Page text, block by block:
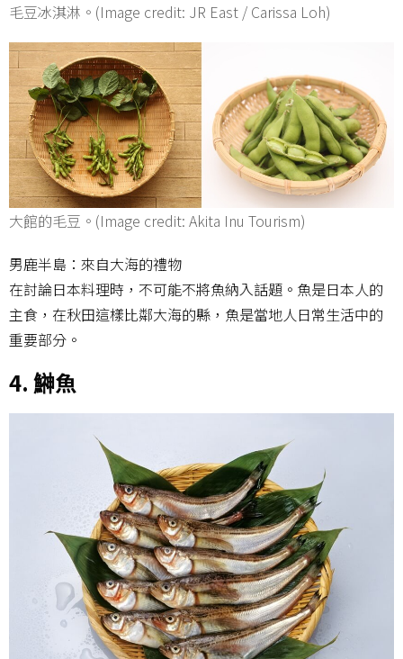
毛豆冰淇淋。(Image credit: JR East / Carissa Loh)
大館的毛豆。(Image credit: Akita Inu Tourism)
男鹿半島：來自大海的禮物
在討論日本料理時，不可能不將魚納入話題。魚是日本人的
主食，在秋田這樣比鄰大海的縣，魚是當地人日常生活中的
重要部分。
4. 鰰魚